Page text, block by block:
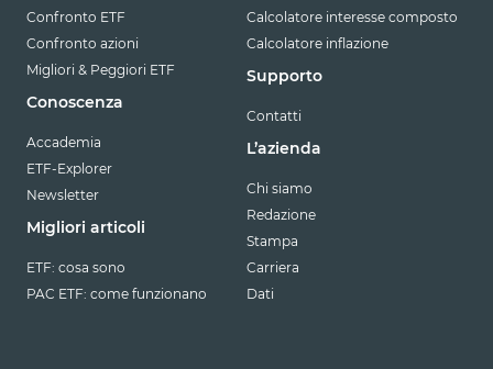
Confronto ETF
Confronto azioni
Migliori & Peggiori ETF
Conoscenza
Accademia
ETF-Explorer
Newsletter
Migliori articoli
ETF: cosa sono
PAC ETF: come funzionano
Calcolatore interesse composto
Calcolatore inflazione
Supporto
Contatti
L’azienda
Chi siamo
Redazione
Stampa
Carriera
Dati